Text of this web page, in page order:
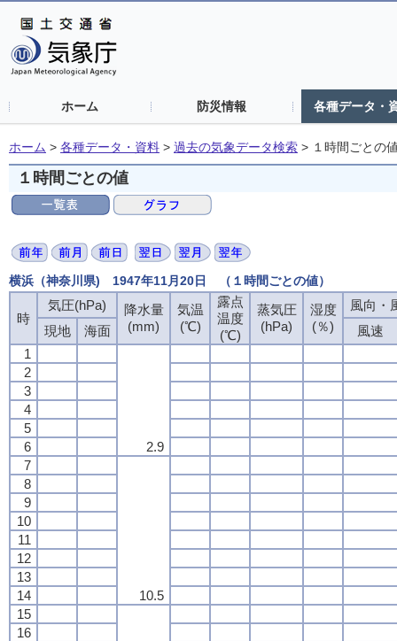
ホーム 防災情報 各種データ・
ホーム > 各種データ・資料 > 過去の気象データ検索 > １時間ごとの
１時間ごとの値
横浜（神奈川県) 1947年11月20日 （１時間ごとの値）
時
気圧(hPa)
降水量
(mm)
気温
(℃)
露点
温度
(℃)
蒸気圧
(hPa)
湿度
(％)
風向・
現地
海面
風速
1
2.9
2
3
4
5
6
7
10.5
8
9
10
11
12
13
14
15
16